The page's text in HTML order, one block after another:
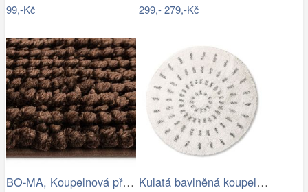
99,-Kč 299,-279,-Kč
BO-MA, Koupelnová předložka Ella micro… Kulatá bavlněná koupelnová předložka…